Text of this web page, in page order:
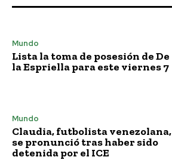
Mundo
Lista la toma de posesión de De
la Espriella para este viernes 7
Mundo
Claudia, futbolista venezolana,
se pronunció tras haber sido
detenida por el ICE